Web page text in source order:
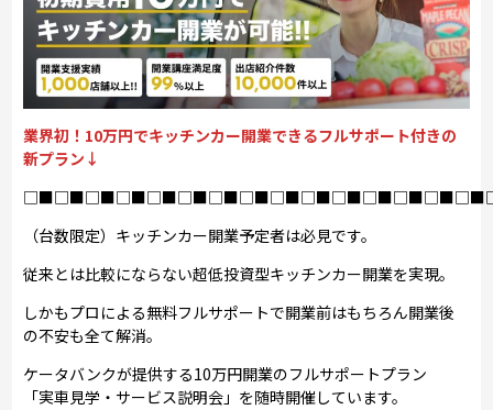
業界初！10万円でキッチンカー開業できるフルサポート付きの
新プラン↓
（台数限定）キッチンカー開業予定者は必見です。
従来とは比較にならない超低投資型キッチンカー開業を実現。
しかもプロによる無料フルサポートで開業前はもちろん開業後
の不安も全て解消。
ケータバンクが提供する10万円開業のフルサポートプラン
「実車見学・サービス説明会」を随時開催しています。